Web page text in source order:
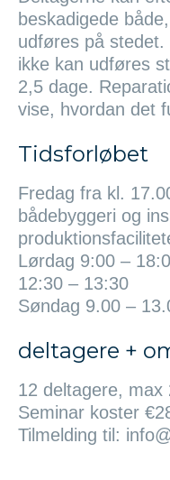
beskadigede
udføres på
ikke kan udføres
2,5 dage.
vise, hvordan det
Tidsforløbet
Fredag ​​fra kl.
bådebyggeri og
Lørdag 9:00 –
12:30 – 13:30
Søndag 9.00 –
deltagere +
12 deltagere, max
Seminar koster
Tilmelding til: